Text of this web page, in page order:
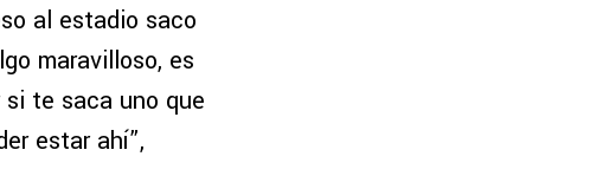
al estadio saco
maravilloso, es
te saca uno que
estar ahí”,